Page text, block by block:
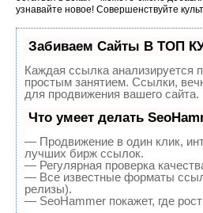
узнавайте новое! Совершенствуйте
Забиваем Сайты В ТОП
Каждая ссылка анализируется
простым занятием. Ссылки,
для продвижения вашего сайта.
Что умеет делать
— Продвижение в один клик,
лучших бирж ссылок.
— Регулярная проверка
— Все известные форматы
релизы).
— SeoHammer покажет, где